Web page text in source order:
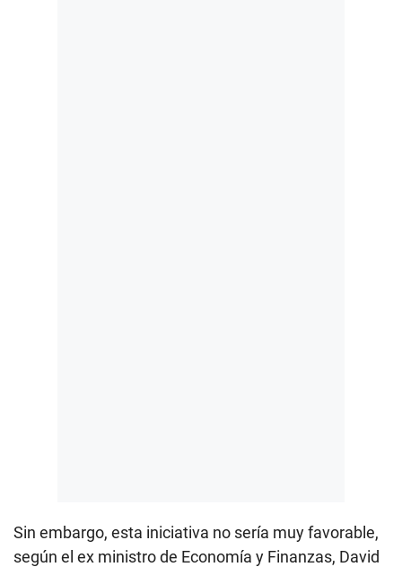
Sin embargo, esta iniciativa no sería muy favorable,
según el ex ministro de Economía y Finanzas, David